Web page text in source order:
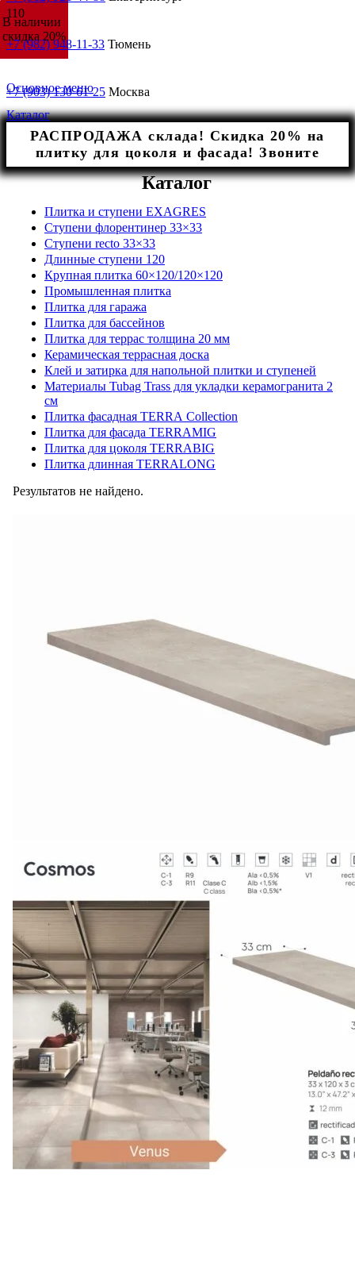
+7 (982) 948-11-33 Тюмень
+7 (903) 130-61-25 Москва
Основное меню
Каталог
РАСПРОДАЖА склада! Скидка 20% на
плитку для цоколя и фасада! Звоните
Каталог
Плитка и ступени EXAGRES
Ступени флорентинер 33×33
Ступени recto 33×33
Длинные ступени 120
Крупная плитка 60×120/120×120
Промышленная плитка
Плитка для гаража
Плитка для бассейнов
Плитка для террас толщина 20 мм
Керамическая террасная доска
Клей и затирка для напольной плитки и ступеней
Материалы Tubag Trass для укладки керамогранита 2
см
Плитка фасадная TERRA Collection
Плитка для фасада TERRAMIG
Плитка для цоколя TERRABIG
Плитка длинная TERRALONG
Результатов не найдено.
В наличии
скидка 20%
В наличии
скидка 20%
В наличии
скидка 20%
В наличии
скидка 20%
В наличии
скидка 20%
В наличии
скидка 20%
В наличии
скидка 20%
В наличии
скидка 20%